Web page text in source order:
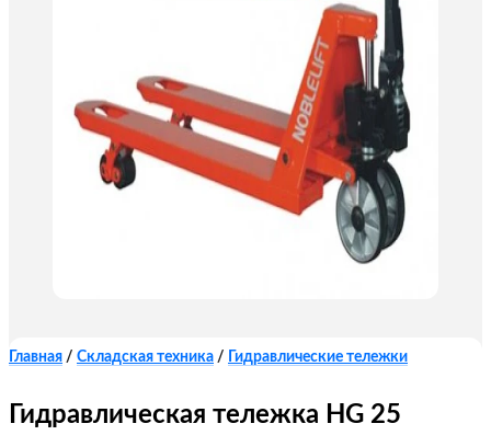
Главная / Складская техника / Гидравлические тележки
Гидравлическая тележка HG 25